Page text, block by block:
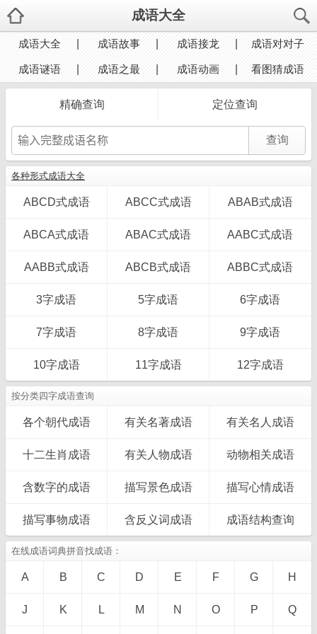
成语大全
成语大全 成语故事 成语接龙 成语对对子
成语谜语 成语之最 成语动画 看图猜成语
精确查询 定位查询
各种形式成语大全
ABCD式成语 ABCC式成语 ABAB式成语
ABCA式成语 ABAC式成语 AABC式成语
AABB式成语 ABCB式成语 ABBC式成语
3字成语 5字成语 6字成语
7字成语 8字成语 9字成语
10字成语 11字成语 12字成语
按分类四字成语查询
各个朝代成语 有关名著成语 有关名人成语
十二生肖成语 有关人物成语 动物相关成语
含数字的成语 描写景色成语 描写心情成语
描写事物成语 含反义词成语 成语结构查询
在线成语词典拼音找成语：
A B C D E F G H
J K L M N O P Q